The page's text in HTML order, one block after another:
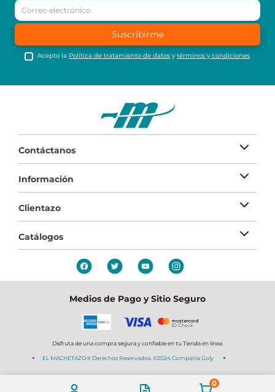
0
Suscribirme
Acepto la Política de tratamiento de datos ytérminos y condiciones
Contáctanos
Información
Clientazo
Catálogos
Medios de Pago y Sitio Seguro
Disfruta de una compra segura y confiable en tu Tienda en línea.
EL MACHETAZO® Derechos Reservados. ©2024 Compañia Goly